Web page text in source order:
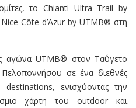
το Chianti Ultra Trail by
Côte d’Azur by UTMB® στη
αγώνα UTMB® στον Ταΰγετο
σε ένα διεθνές
ενισχύοντας την
χάρτη του outdoor και